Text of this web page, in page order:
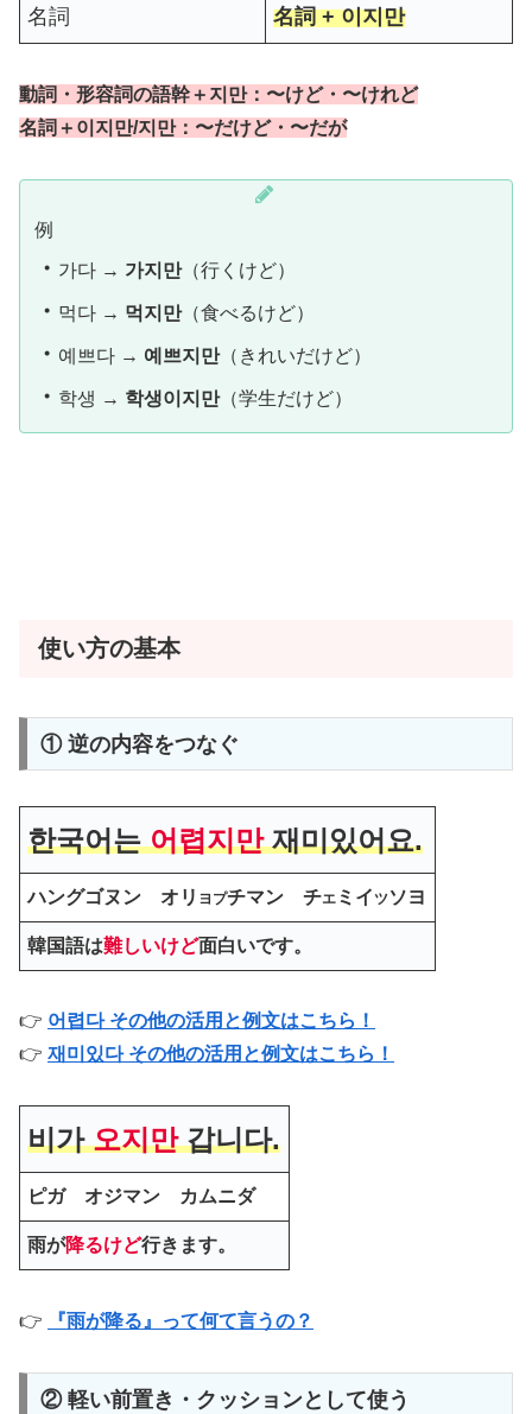
名詞 名詞 + 이지만
動詞・形容詞の語幹＋지만：〜けど・〜けれど
名詞＋이지만/지만：〜だけど・〜だが
例
・ 가다 → 가지만（行くけど）
・ 먹다 → 먹지만（食べるけど）
・ 예쁘다 → 예쁘지만（きれいだけど）
・ 학생 → 학생이지만（学生だけど）
使い方の基本
① 逆の内容をつなぐ
한국어는어렵지만재미있어요.
ハングゴヌン オリ ヨプチマン チエ ミイツソヨ
韓国語は難しいけど面白いです。
👉 어렵다 その他の活用と例文はこちら！
👉 재미있다 その他の活用と例文はこちら！
비가오지만갑니다.
ピガ オジマン カムニダ
雨が降るけど行きます。
👉 『雨が降る』って何て言うの？
② 軽い前置き・クッションとして使う